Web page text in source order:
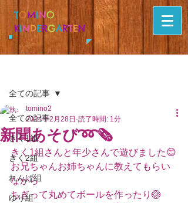
TOMINO
KINDERGARTEN
全ての記事
きく1組
きく2組
れんげ組
ゆり組
全ての記事
新聞あそび➿🗞
tomino2
2024年2月28日 読了時間: 1分
きく1組さんと年少さんで遊びました😊
お兄ちゃんお姉ちゃんに教えてもらい
ながら
ちぎって丸めてボールを作ったり🏐